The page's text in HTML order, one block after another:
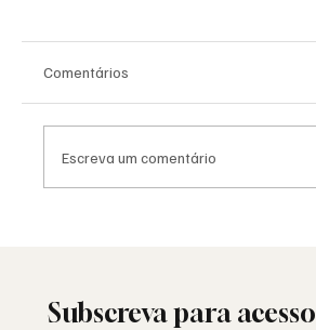
Comentários
Escreva um comentário
Subscreva para acesso